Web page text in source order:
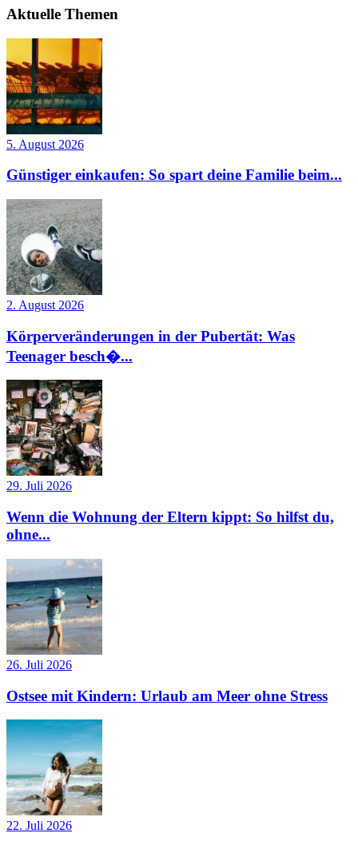
Aktuelle Themen
5. August 2026
Günstiger einkaufen: So spart deine Familie beim...
2. August 2026
Körperveränderungen in der Pubertät: Was
Teenager besch�...
29. Juli 2026
Wenn die Wohnung der Eltern kippt: So hilfst du,
ohne...
26. Juli 2026
Ostsee mit Kindern: Urlaub am Meer ohne Stress
22. Juli 2026